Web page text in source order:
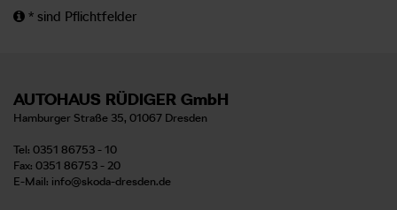
* sind Pflichtfelder
AUTOHAUS RÜDIGER GmbH
Hamburger Straße 35, 01067 Dresden
Tel: 0351 86753 - 10
Fax: 0351 86753 - 20
E-Mail: info@skoda-dresden.de